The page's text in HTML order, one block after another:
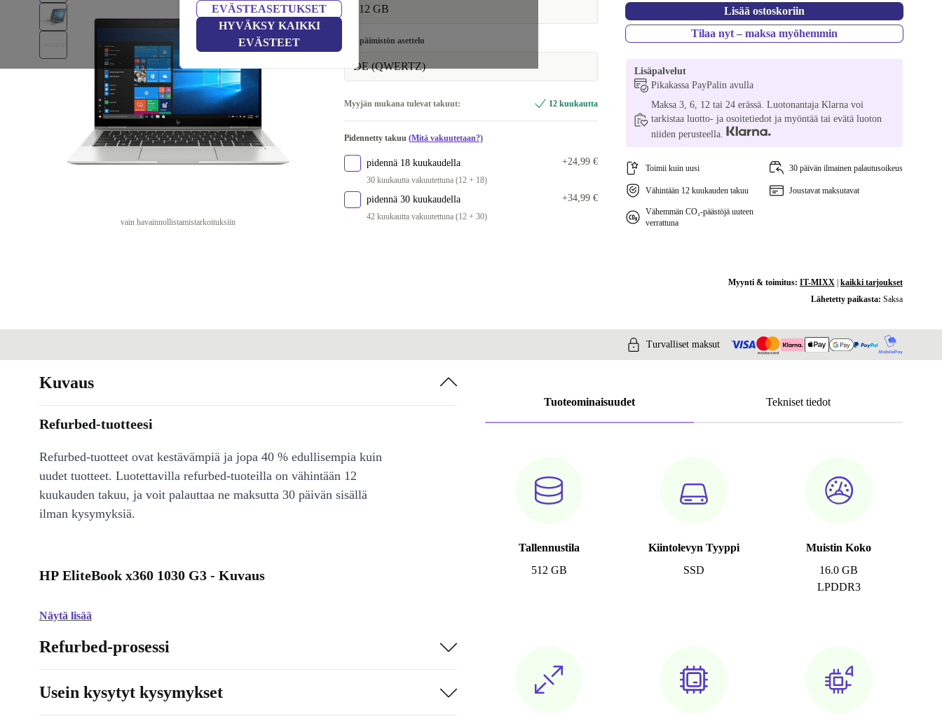
EVÄSTEASETUKSET
HYVÄKSY KAIKKI
EVÄSTEET
vain havainnollistamistarkoituksiin
512 GB
Näppäimistön asettelu
DE (QWERTZ)
Myyjän mukana tulevat takuut: 12 kuukautta
Pidennetty takuu (Mitä vakuutetaan?)
pidennä 18 kuukaudella
30 kuukautta vakuutettuna (12 + 18)
+24,99 €
pidennä 30 kuukaudella
42 kuukautta vakuutettuna (12 + 30)
+34,99 €
Lisää ostoskoriin
Tilaa nyt – maksa myöhemmin
Lisäpalvelut
Pikakassa PayPalin avulla
Maksa 3, 6, 12 tai 24 erässä. Luotonantaja Klarna voi
tarkistaa luotto- ja osoitetiedot ja myöntää tai evätä luoton
niiden perusteella.
Toimii kuin uusi 30 päivän ilmainen palautusoikeus
Vähintään 12 kuukauden takuu Joustavat maksutavat
Vähemmän CO₂-päästöjä uuteen
verrattuna
Myynti & toimitus: IT-MIXX| kaikki tarjoukset
Lähetetty paikasta: Saksa
Turvalliset maksut
Tuoteominaisuudet Tekniset tiedot
Tallennustila
512 GB
Kiintolevyn Tyyppi
SSD
Muistin Koko
16.0 GB
LPDDR3
Kuvaus
Refurbed-tuotteesi
Refurbed-tuotteet ovat kestävämpiä ja jopa 40 % edullisempia kuin
uudet tuotteet. Luotettavilla refurbed-tuoteilla on vähintään 12
kuukauden takuu, ja voit palauttaa ne maksutta 30 päivän sisällä
ilman kysymyksiä.
HP EliteBook x360 1030 G3 - Kuvaus
Näytä lisää
Refurbed-prosessi
Usein kysytyt kysymykset